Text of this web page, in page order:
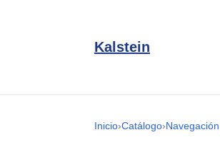
Kalstein
Inicio›Catálogo›